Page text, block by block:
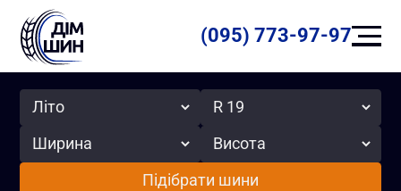
(095) 773-97-97
Сезон Радіус
Ширина Висота
Підібрати шини